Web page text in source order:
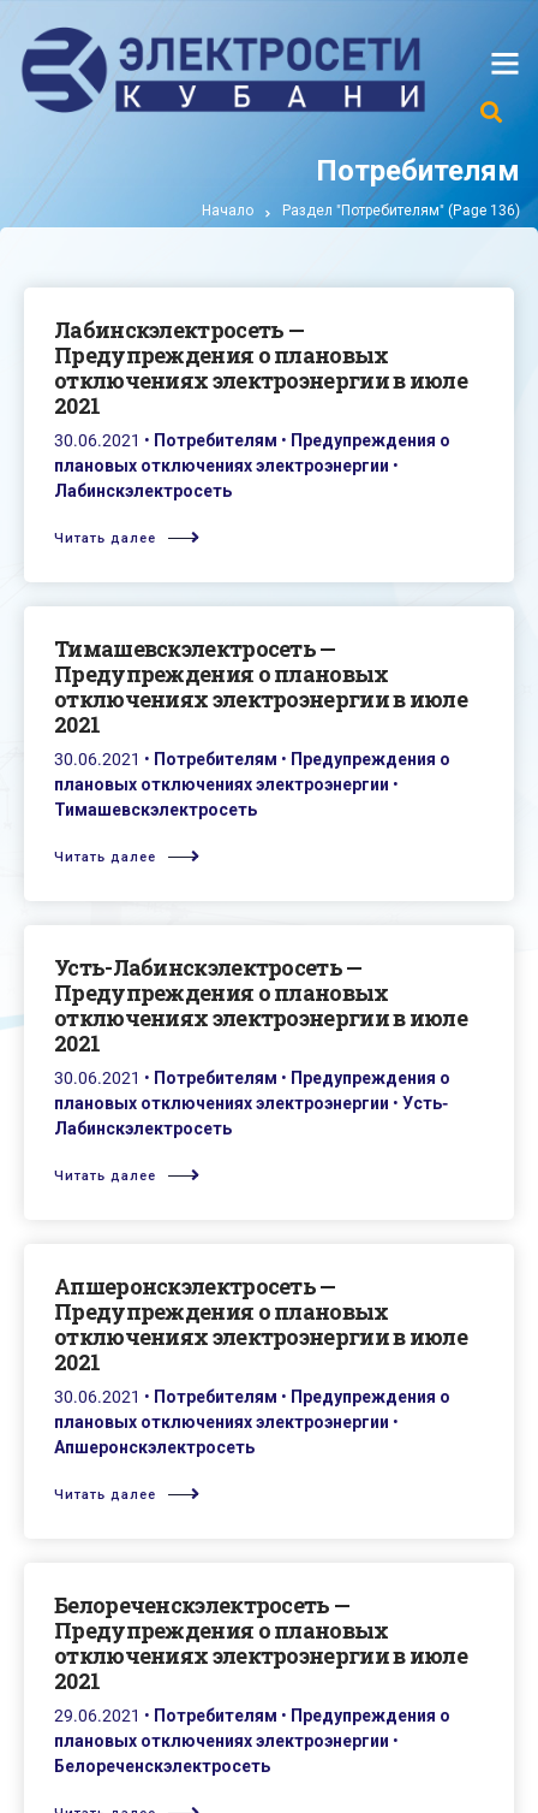
Потребителям
Начало Раздел "Потребителям" (Page 136)
Лабинскэлектросеть —
Предупреждения о плановых
отключениях электроэнергии в июле
2021
30.06.2021 • Потребителям • Предупреждения о
плановых отключениях электроэнергии •
Лабинскэлектросеть
Читать далее
Тимашевскэлектросеть —
Предупреждения о плановых
отключениях электроэнергии в июле
2021
30.06.2021 • Потребителям • Предупреждения о
плановых отключениях электроэнергии •
Тимашевскэлектросеть
Читать далее
Усть-Лабинскэлектросеть —
Предупреждения о плановых
отключениях электроэнергии в июле
2021
30.06.2021 • Потребителям • Предупреждения о
плановых отключениях электроэнергии • Усть-
Лабинскэлектросеть
Читать далее
Апшеронскэлектросеть —
Предупреждения о плановых
отключениях электроэнергии в июле
2021
30.06.2021 • Потребителям • Предупреждения о
плановых отключениях электроэнергии •
Апшеронскэлектросеть
Читать далее
Белореченскэлектросеть —
Предупреждения о плановых
отключениях электроэнергии в июле
2021
29.06.2021 • Потребителям • Предупреждения о
плановых отключениях электроэнергии •
Белореченскэлектросеть